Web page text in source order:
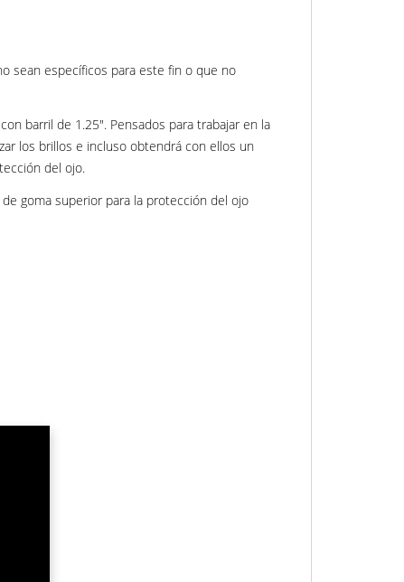
sean específicos para este fin o que no
barril de 1.25". Pensados para trabajar en la
los brillos e incluso obtendrá con ellos un
del ojo.
goma superior para la protección del ojo